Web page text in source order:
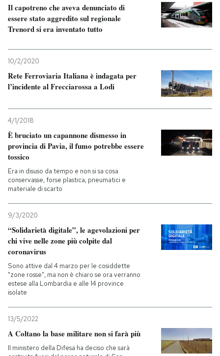
Il capotreno che aveva denunciato di
essere stato aggredito sul regionale
Trenord si era inventato tutto
10/2/2020
Rete Ferroviaria Italiana è indagata per
l’incidente al Frecciarossa a Lodi
4/1/2018
È bruciato un capannone dismesso in
provincia di Pavia, il fumo potrebbe essere
tossico
Era in disuso da tempo e non si sa cosa
conservasse, forse plastica, pneumatici e
materiale di scarto
9/3/2020
“Solidarietà digitale”, le agevolazioni per
chi vive nelle zone più colpite dal
coronavirus
Sono attive dal 4 marzo per le cosiddette
"zone rosse", ma non è chiaro se ora verranno
estese alla Lombardia e alle 14 province
isolate
13/5/2022
A Coltano la base militare non si farà più
Il ministero della Difesa ha deciso che sarà